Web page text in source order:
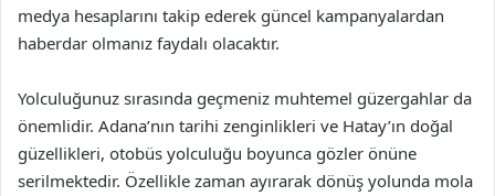
medya hesaplarını takip ederek güncel kampanyalardan
haberdar olmanız faydalı olacaktır.
Yolculuğunuz sırasında geçmeniz muhtemel güzergahlar da
önemlidir. Adana’nın tarihi zenginlikleri ve Hatay’ın doğal
güzellikleri, otobüs yolculuğu boyunca gözler önüne
serilmektedir. Özellikle zaman ayırarak dönüş yolunda mola